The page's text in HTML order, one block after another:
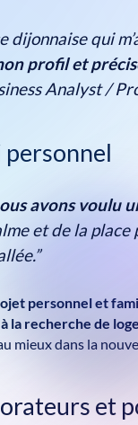
qui
profil et
Analyst /
avons voulu
et de la place
personnel et
la recherche de
mieux dans la
et